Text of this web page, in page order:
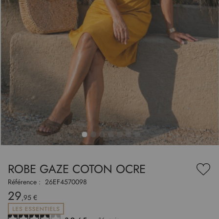
ROBE GAZE COTON OCRE
à
Référence : 26EF4570098
29,95 €